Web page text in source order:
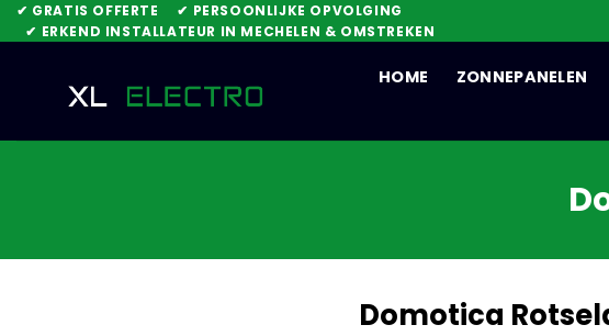
Skip
to
✔ GRATIS OFFERTE
✔ PERSOONLIJKE OPVOLGING
✔ ERKEND INSTALLATEUR IN MECHELEN & OMSTREKEN
HOME ZONNEPANELEN
Domotica